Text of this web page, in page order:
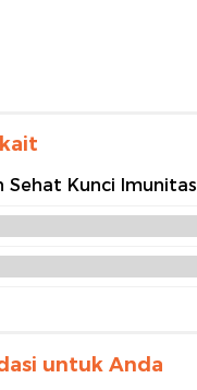
Sehat Kunci Imunitas
untuk Anda